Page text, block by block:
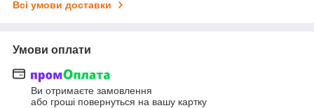
Всі умови доставки
Умови оплати
Ви отримаєте замовлення
або гроші повернуться на вашу картку